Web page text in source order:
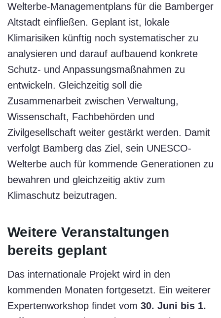
Welterbe-Managementplans für die Bamberger
Altstadt einfließen. Geplant ist, lokale
Klimarisiken künftig noch systematischer zu
analysieren und darauf aufbauend konkrete
Schutz- und Anpassungsmaßnahmen zu
entwickeln. Gleichzeitig soll die
Zusammenarbeit zwischen Verwaltung,
Wissenschaft, Fachbehörden und
Zivilgesellschaft weiter gestärkt werden. Damit
verfolgt Bamberg das Ziel, sein UNESCO-
Welterbe auch für kommende Generationen zu
bewahren und gleichzeitig aktiv zum
Klimaschutz beizutragen.
Weitere Veranstaltungen
bereits geplant
Das internationale Projekt wird in den
kommenden Monaten fortgesetzt. Ein weiterer
Expertenworkshop findet vom 30. Juni bis 1.